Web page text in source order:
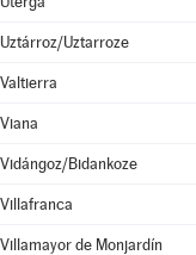
Uztárroz/Uztarroze
Valtierra
Viana
Vidángoz/Bidankoze
Villafranca
Villamayor de Monjardín